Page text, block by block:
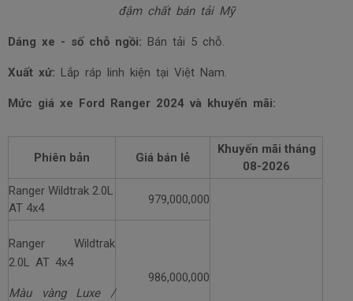
đậm chất bán tải Mỹ
Dáng xe - số chỗ ngồi: Bán tải 5 chỗ.
Xuất xứ: Lắp ráp linh kiện tại Việt Nam.
Mức giá xe Ford Ranger 2024 và khuyến mãi:
Phiên bản Giá bán lẻ
Khuyến mãi tháng
08-2026
Ranger Wildtrak 2.0L
AT 4x4
979,000,000
Ranger Wildtrak
2.0L AT 4x4
Màu vàng Luxe /
986,000,000